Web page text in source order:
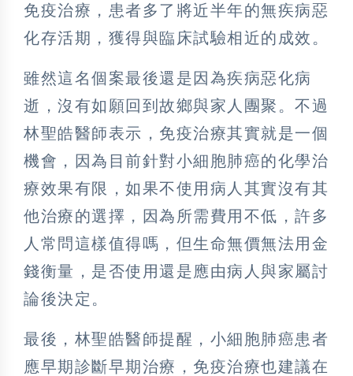
免疫治療，患者多了將近半年的無疾病惡
化存活期，獲得與臨床試驗相近的成效。
雖然這名個案最後還是因為疾病惡化病
逝，沒有如願回到故鄉與家人團聚。不過
林聖皓醫師表示，免疫治療其實就是一個
機會，因為目前針對小細胞肺癌的化學治
療效果有限，如果不使用病人其實沒有其
他治療的選擇，因為所需費用不低，許多
人常問這樣值得嗎，但生命無價無法用金
錢衡量，是否使用還是應由病人與家屬討
論後決定。
最後，林聖皓醫師提醒，小細胞肺癌患者
應早期診斷早期治療，免疫治療也建議在